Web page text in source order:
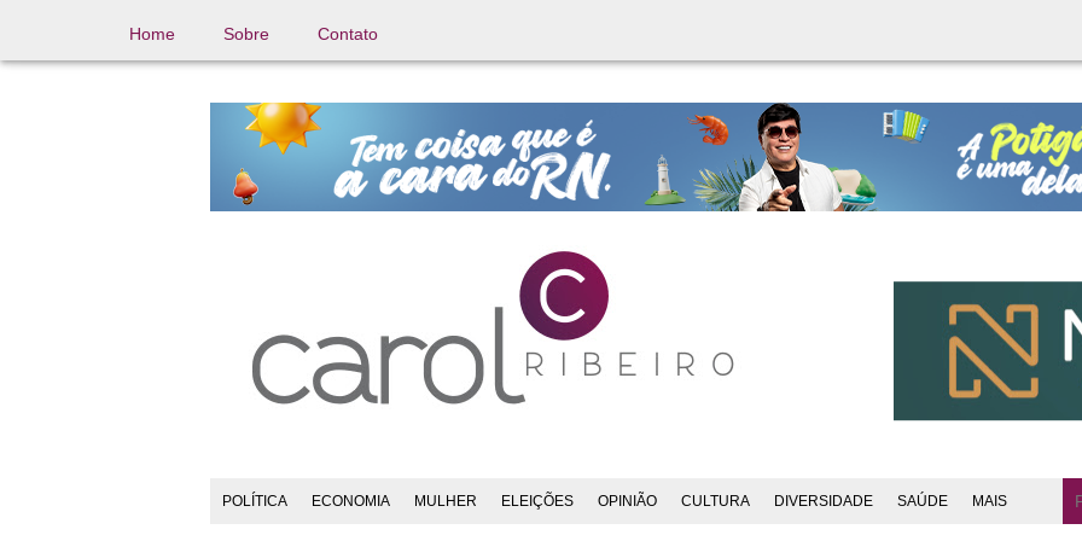
Home Sobre Contato
POLÍTICA ECONOMIA MULHER ELEIÇÕES OPINIÃO CULTURA DIVERSIDADE SAÚDE MAIS